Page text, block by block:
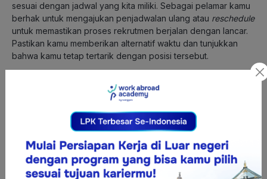
sesuai dengan jadwal yang kita miliki. Sebagai pelamar kamu
berhak untuk mengajukan penjadwalan ulang atau reschedule
untuk memastikan proses rekrutmen berjalan dengan lancar.
Pastikan kamu memberikan alternatif waktu dan tunjukkan
bahwa kamu tetap tertarik dengan posisi tersebut.
Terima kasih atas kesempatan interview yang diberikan.
Mohon maaf saya belum dapat hadir pada jadwal tersebut.
Apakah memungkinkan untuk menjadwalkan ulang pada
waktu lain? Apabila berkenan, saya mengajukan penjadwalan
ulang pada